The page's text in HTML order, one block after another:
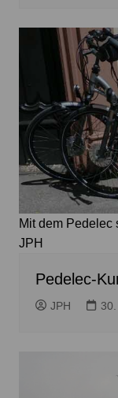
Mit dem Pedelec
JPH
Pedelec-
JPH